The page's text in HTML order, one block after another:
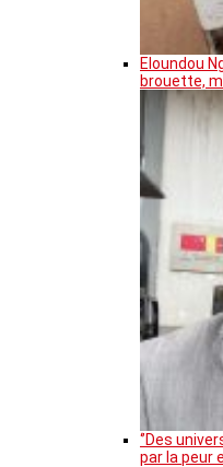
Eloundou
brouette,
‘’Des
par la peur